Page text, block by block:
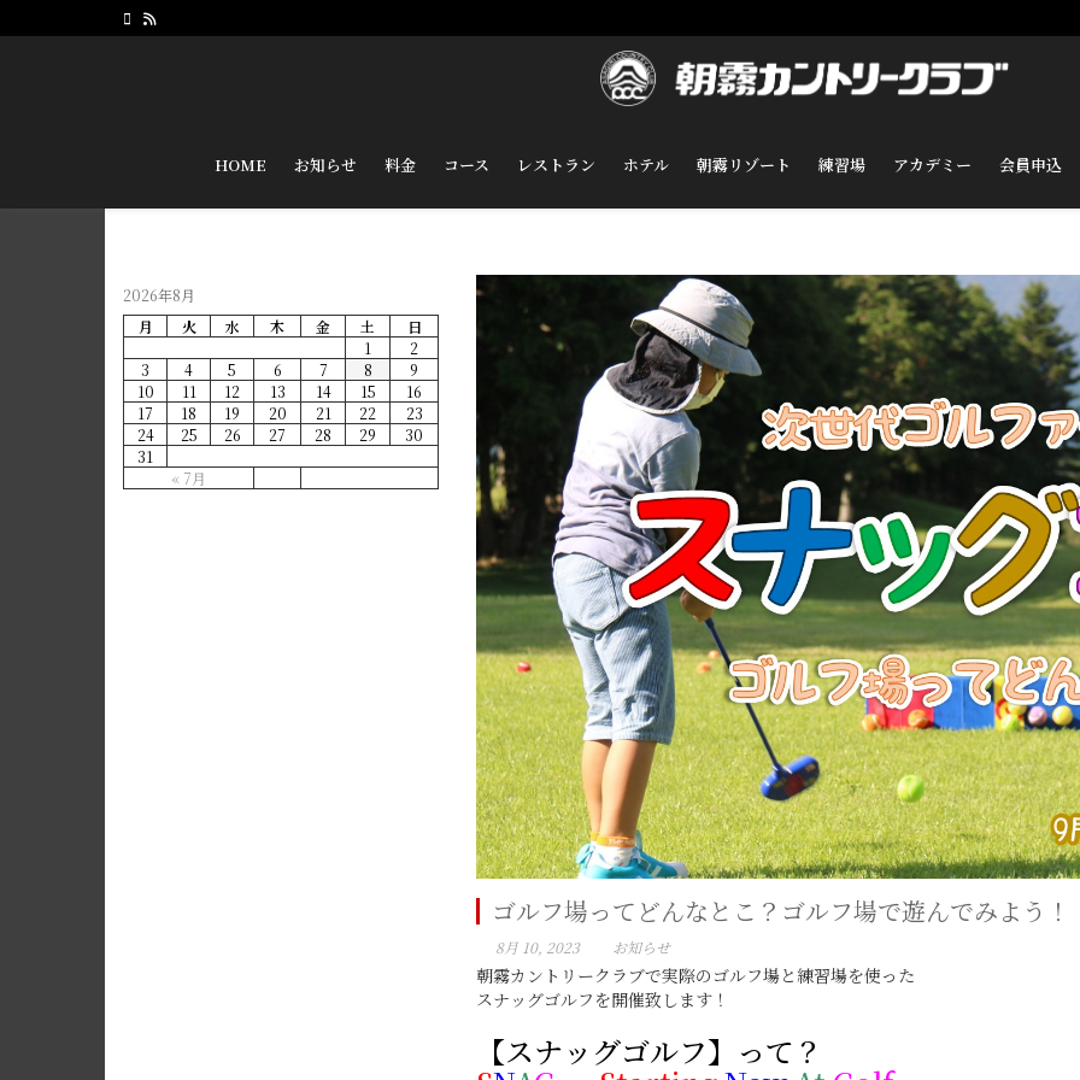
HOME お知らせ 料金 コース レストラン ホテル 朝霧リゾート 練習場 アカデミー 会員申込
ゴルフ場ってどんなとこ？ゴルフ場で遊んでみよう！
8月 10, 2023 お知らせ
朝霧カントリークラブで実際のゴルフ場と練習場を使った
スナッグゴルフを開催致します！
【スナッグゴルフ】って？
2026年8月
月
火 水 木 金 土 日
« 7月
1
2
3
4 5 6 7 8
9
10
11 12 13 14 15
16
17
18 19 20 21 22
23
24
25 26 27 28 29
30
31